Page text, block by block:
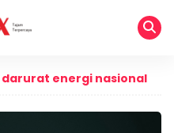
darurat energi nasional